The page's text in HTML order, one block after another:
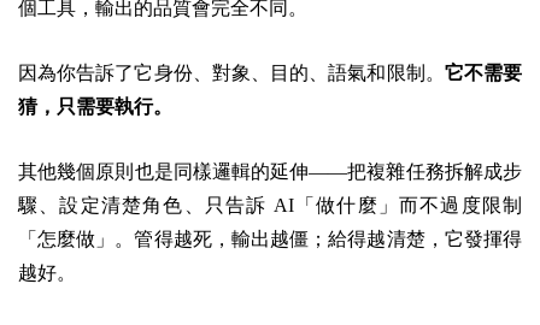
個工具，輸出的品質會完全不同。
因為你告訴了它身份、對象、目的、語氣和限制。 它不需要
猜，只需要執行。
其他幾個原則也是同樣邏輯的延伸——把複雜任務拆解成步
驟、設定清楚角色、只告訴 AI「做什麼」而不過度限制
「怎麼做」。管得越死，輸出越僵；給得越清楚，它發揮得
越好。